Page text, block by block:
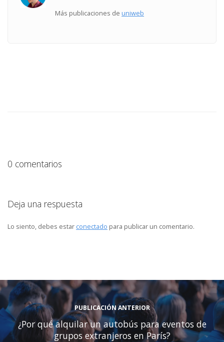
Más publicaciones de uniweb
0 comentarios
Deja una respuesta
Lo siento, debes estar conectado para publicar un comentario.
PUBLICACIÓN ANTERIOR
¿Por qué alquilar un autobús para eventos de
grupos extranjeros en París?